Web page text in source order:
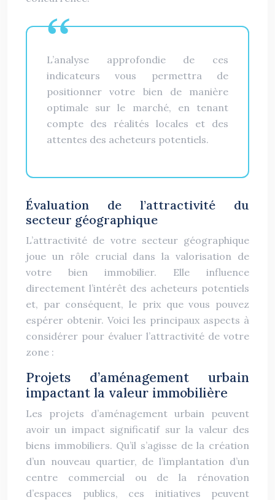
L’analyse approfondie de ces
indicateurs vous permettra de
positionner votre bien de manière
optimale sur le marché, en tenant
compte des réalités locales et des
attentes des acheteurs potentiels.
Évaluation de l’attractivité du
secteur géographique
L’attractivité de votre secteur géographique
joue un rôle crucial dans la valorisation de
votre bien immobilier. Elle influence
directement l’intérêt des acheteurs potentiels
et, par conséquent, le prix que vous pouvez
espérer obtenir. Voici les principaux aspects à
considérer pour évaluer l’attractivité de votre
zone :
Projets d’aménagement urbain
impactant la valeur immobilière
Les projets d’aménagement urbain peuvent
avoir un impact significatif sur la valeur des
biens immobiliers. Qu’il s’agisse de la création
d’un nouveau quartier, de l’implantation d’un
centre commercial ou de la rénovation
d’espaces publics, ces initiatives peuvent